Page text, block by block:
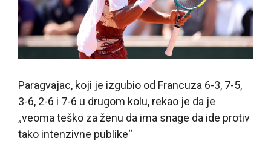
Paragvajac, koji je izgubio od Francuza 6-3, 7-5,
3-6, 2-6 i 7-6 u drugom kolu, rekao je da je
„veoma teško za ženu da ima snage da ide protiv
tako intenzivne publike“